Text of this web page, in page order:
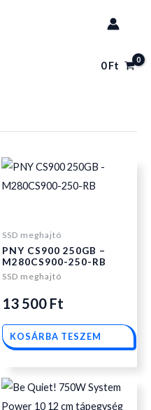
0Ft
SSD meghajtó
PNY CS900 250GB –
M280CS900-250-RB
SSD meghajtó
13 500 Ft
KOSÁRBA TESZEM